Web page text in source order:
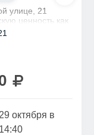
улице, 21
ценность как
XVIII века.
расцвета
29 октября в
14:40